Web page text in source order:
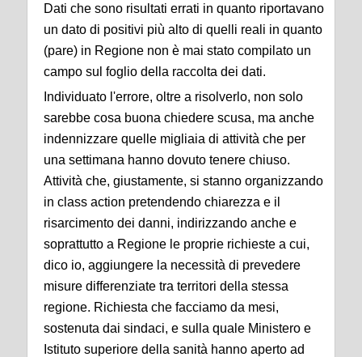
Dati che sono risultati errati in quanto riportavano
un dato di positivi più alto di quelli reali in quanto
(pare) in Regione non è mai stato compilato un
campo sul foglio della raccolta dei dati.
Individuato l'errore, oltre a risolverlo, non solo
sarebbe cosa buona chiedere scusa, ma anche
indennizzare quelle migliaia di attività che per
una settimana hanno dovuto tenere chiuso.
Attività che, giustamente, si stanno organizzando
in class action pretendendo chiarezza e il
risarcimento dei danni, indirizzando anche e
soprattutto a Regione le proprie richieste a cui,
dico io, aggiungere la necessità di prevedere
misure differenziate tra territori della stessa
regione. Richiesta che facciamo da mesi,
sostenuta dai sindaci, e sulla quale Ministero e
Istituto superiore della sanità hanno aperto ad